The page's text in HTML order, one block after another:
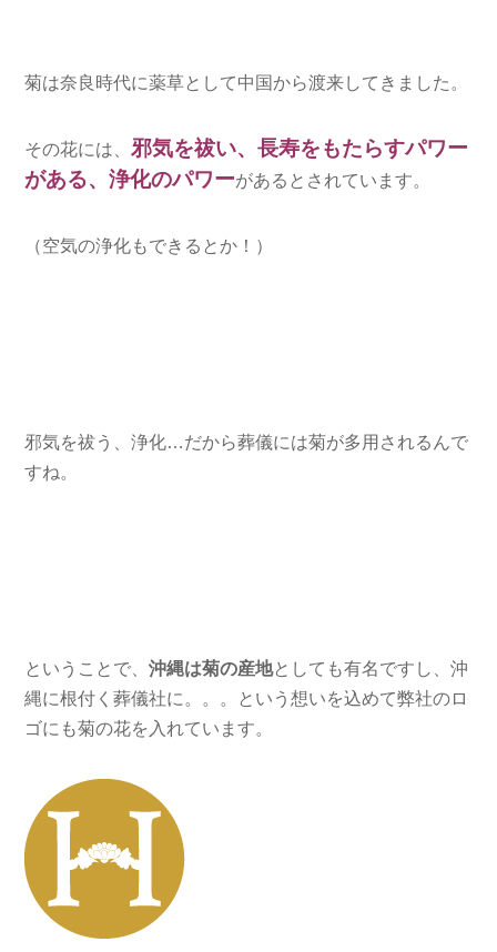
菊は奈良時代に薬草として中国から渡来してきました。
その花には、 邪気を祓い、長寿をもたらすパワー
がある、浄化のパワーがあるとされています。
（空気の浄化もできるとか！）
邪気を祓う、浄化…だから葬儀には菊が多用されるんで
すね。
ということで、 沖縄は菊の産地としても有名ですし、沖
縄に根付く葬儀社に。。。という想いを込めて弊社のロ
ゴにも菊の花を入れています。